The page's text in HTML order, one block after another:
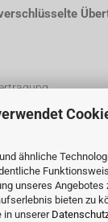
ähnliche
unseres Angebotes
bieten zu
in unserer